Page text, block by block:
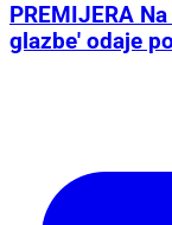
PREMIJERA
glazbe' odaje